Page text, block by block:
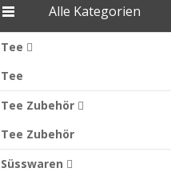
Alle Kategorien
Tee
Tee
Tee Zubehör
Tee Zubehör
Süsswaren
Dianas Gewürzkräutertee
Zurück
Kategorien